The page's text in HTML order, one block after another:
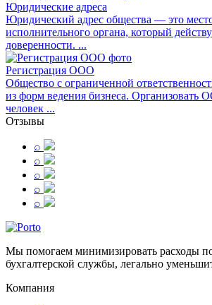
Юридические адреса
Юридический адрес общества — это
исполнительного органа, который
доверенности. ...
Регистрация ООО
Общество с ограниченной
из форм ведения бизнеса. Организовать
человек ...
Отзывы
⌕
⌕
⌕
⌕
⌕
Мы помогаем минимизировать расходы
бухгалтерской службы, легально
Компания